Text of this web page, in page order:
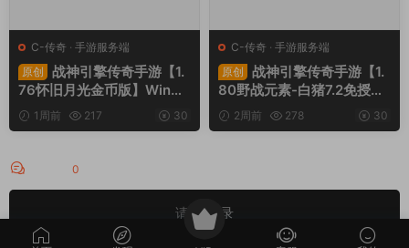
C-传奇 · 手游服务端
原创
战神引擎传奇手游【1.
76怀旧月光金币版】Win一
键服务端+安卓苹果双端+G
M授权物品后台+视频架设教
1周前 217 30
C-传奇 · 手游服务端
原创
战神引擎传奇手游【1.
80野战元素-白猪7.2免授
权】Win一键服务端+安卓+
GM授权物品后台+视频架设
2周前 278 30
0
请先登录